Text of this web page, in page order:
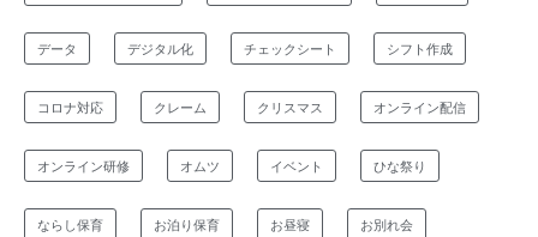
データ デジタル化 チェックシート シフト作成
コロナ対応 クレーム クリスマス オンライン配信
オンライン研修 オムツ イベント ひな祭り
ならし保育 お泊り保育 お昼寝 お別れ会